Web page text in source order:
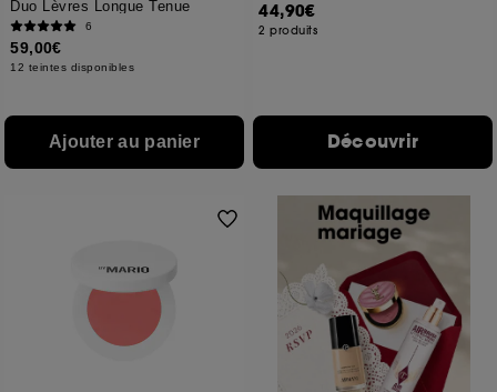
Duo Lèvres Longue Tenue
6
59,00€
12 teintes disponibles
Ajouter au panier
44,90€
2 produits
Découvrir